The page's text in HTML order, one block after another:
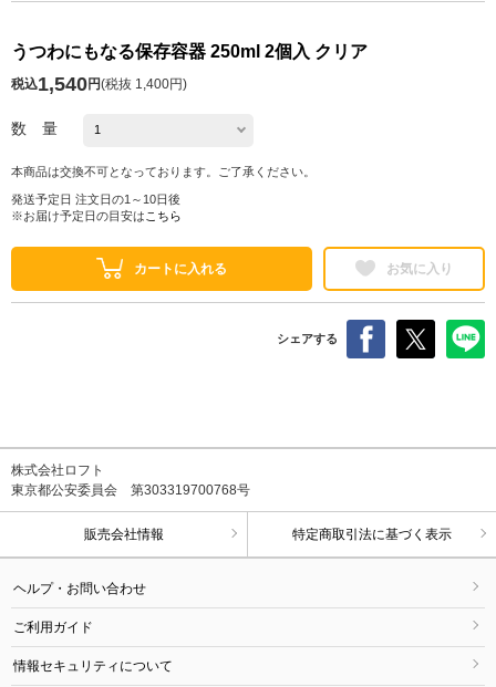
うつわにもなる保存容器 250ml 2個入 クリア
税込1,540円(税抜 1,400円)
数 量
本商品は交換不可となっております。ご了承ください。
発送予定日 注文日の1～10日後
※お届け予定日の目安は こちら
カートに入れる お気に入り
シェアする
株式会社ロフト
東京都公安委員会 第303319700768号
販売会社情報 特定商取引法に基づく表示
ヘルプ・お問い合わせ
ご利用ガイド
情報セキュリティについて